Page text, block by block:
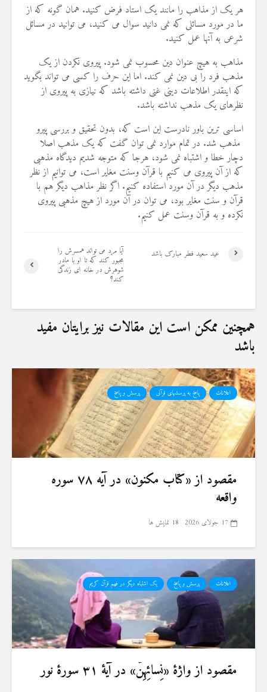
هر یک از مذاهب را مانند یک استاد فرض کنید. همان گونه که از
ما در مورد مسائلی که نمی دانید سوال می کنید، می توانید در مسائل
شرعی به آنها عمل کنید.
مذاهب به هیچ عنوان دین محسوب نمی شود. پیروی نکردن از یک
مذهب فرد را بی دین نمی کند. اما این حرف را کسی می تواند بگوید
که اینقدر اطلاعات دینی غنی داشته باشد که نیازی به پیروی از
نظرهای یک مذهب نداشته باشد.
اساسی ترین باور نادرست این است که، بدون تحقیق و بررسی پیرو
مذهب شد. در تمام موارد نمی توان گفت که یک مذهب اصلا
دچار خطا و اشتباه نمی شود، هرجا که متوجه شدیم دیدگاه مذهبی
که از آن پیروی می کنیم با قرآن وسنت مغایر است، می توانیم از نظر
مذهب دیگر در آن مورد استفاده کنیم. اگر نظر مذاهب دیگر هم با
قرآن و سنت مغایر بود، می توان در آن مورد از هیچ مذهبی پیروی
نکرده و به قرآن وسنت عمل کنیم.
آیا مرد می تواند همسرش را
مجبور کند که تا او با مادر
شوهرش در خانه ای زندگی
کند؟
عید سعید فطر مبارک باشد
همچنین ممکن است این مقالات نیز برایتان مفید
باشد
اعلانات پاسخ به پرسشهای قرآنی پرسش و پاسخ
مقصود از «کتاب مکنون» در آیه ۷۸ سوره
واقعه
17 جولای 2026 18 نمایش ها
اعلانات پرسش و پاسخ یک اشتباه دیگر در فهم قرآن کریم
مقصود از واژهٔ «نِسائِهِنَّ» در آیهٔ ۳۱ سورهٔ نور
نمی‌دهد. چه باید کرد؟
19 جولای 2026
22 نمایش ها
آیا اگر مسلمانی فردی
غیرمسلمان را بکشد، حکم
قصاص درباره او اجرا
می‌شود؟
19 جولای 2026
آینده داشت؟
ساختن یا
4 جولای 2026